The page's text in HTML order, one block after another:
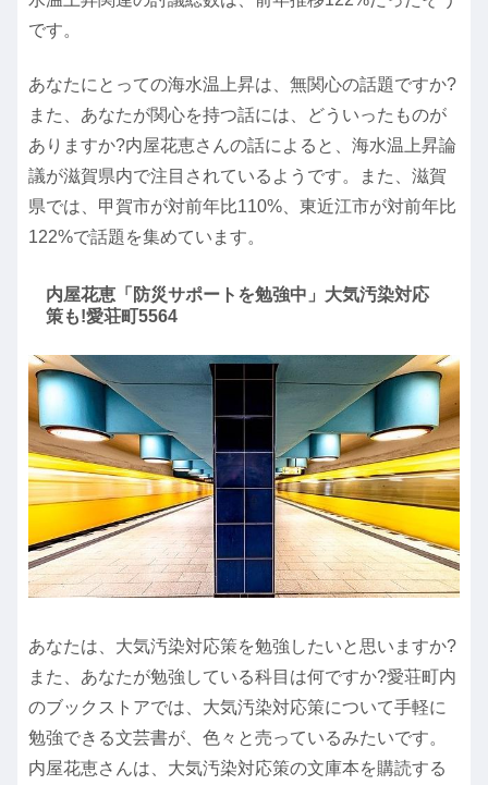
です。
あなたにとっての海水温上昇は、無関心の話題ですか?
また、あなたが関心を持つ話には、どういったものが
ありますか?内屋花恵さんの話によると、海水温上昇論
議が滋賀県内で注目されているようです。また、滋賀
県では、甲賀市が対前年比110%、東近江市が対前年比
122%で話題を集めています。
内屋花恵「防災サポートを勉強中」大気汚染対応
策も!愛荘町5564
あなたは、大気汚染対応策を勉強したいと思いますか?
また、あなたが勉強している科目は何ですか?愛荘町内
のブックストアでは、大気汚染対応策について手軽に
勉強できる文芸書が、色々と売っているみたいです。
内屋花恵さんは、大気汚染対応策の文庫本を購読する